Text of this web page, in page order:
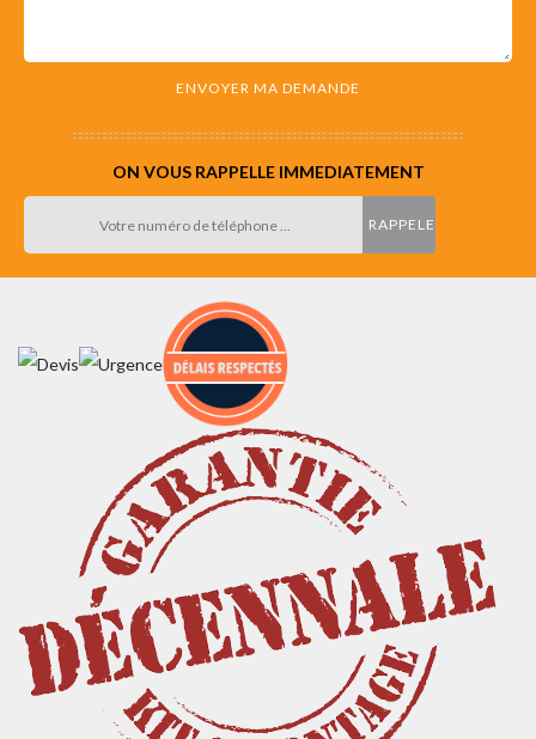
ON VOUS RAPPELLE IMMEDIATEMENT